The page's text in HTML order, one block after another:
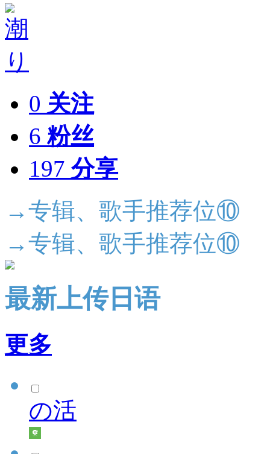
0 关注
6 粉丝
197 分享
→专辑、歌手推荐位⑩
→专辑、歌手推荐位⑩
最新上传日语
更多
の活